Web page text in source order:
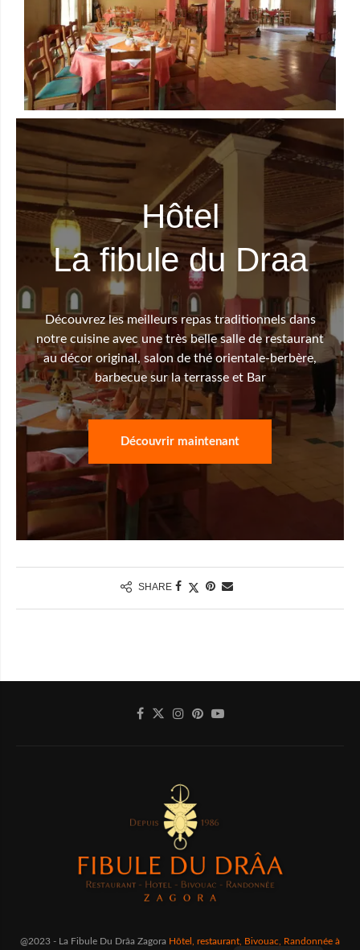
Hôtel
La fibule du Draa
Découvrez les meilleurs repas traditionnels dans
notre cuisine avec une très belle salle de restaurant
au décor original, salon de thé orientale-berbère,
barbecue sur la terrasse et Bar
Découvrir maintenant
SHARE
@2023 - La Fibule Du Drâa Zagora Hôtel, restaurant, Bivouac, Randonnée à